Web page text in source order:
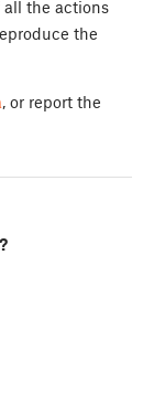
all the actions
the
, or report the